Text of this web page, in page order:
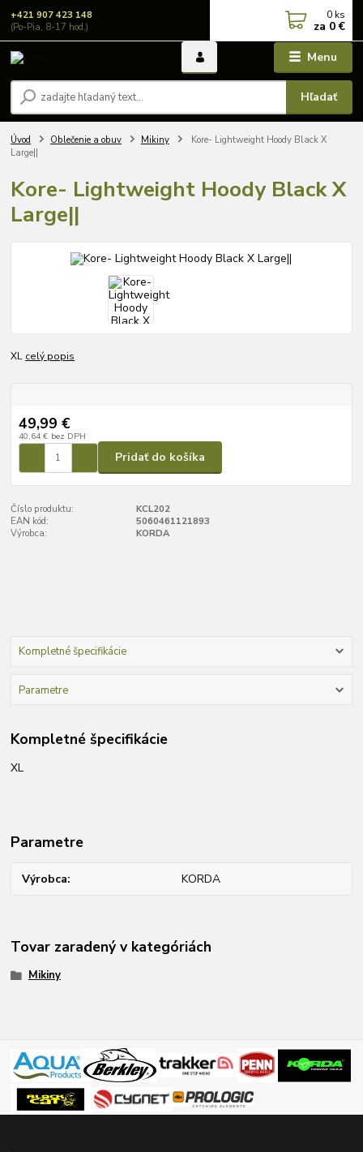
Menu
Hľadať
+421 907 423 148
(Po-Pia, 8-17 hod.)
0 ks
za 0 €
Úvod Oblečenie a obuv Mikiny
Kore- Lightweight Hoody Black X
Large||
Kore- Lightweight Hoody Black X
Large||
XL celý popis
49,99 €
40,64 € bez DPH
Pridať do košíka
Číslo produktu:
KCL202
EAN kód:
5060461121893
Výrobca:
KORDA
Kompletné špecifikácie
Parametre
Kompletné špecifikácie
XL
Parametre
Výrobca KORDA
Tovar zaradený v kategóriách
Mikiny